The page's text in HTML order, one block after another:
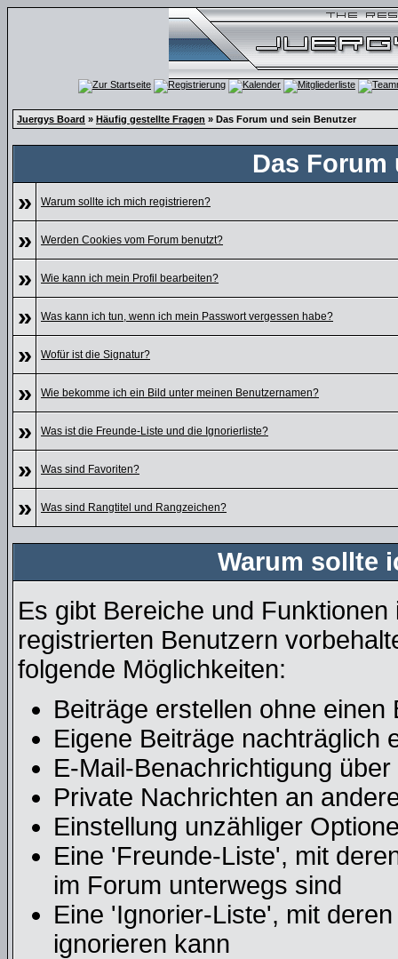
Juergys Board » Häufig gestellte Fragen » Das Forum und sein Benutzer
Das
»
Warum sollte ich mich registrieren?
» Werden Cookies vom Forum benutzt?
» Wie kann ich mein Profil bearbeiten?
» Was kann ich tun, wenn ich mein Passwort vergessen habe?
» Wofür ist die Signatur?
» Wie bekomme ich ein Bild unter meinen Benutzernamen?
» Was ist die Freunde-Liste und die Ignorierliste?
» Was sind Favoriten?
» Was sind Rangtitel und Rangzeichen?
Warum sollte
Es gibt Bereiche und
registrierten Benutzern
folgende Möglichkeiten:
Beiträge erstellen ohne
Eigene Beiträge nachträglich
E-Mail-Benachrichtigung
Private Nachrichten an
Einstellung unzähliger
Eine 'Freunde-Liste', mit
im Forum unterwegs sind
Eine 'Ignorier-Liste', mit
ignorieren kann